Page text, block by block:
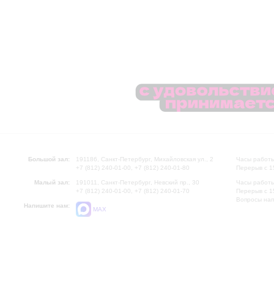
Большой зал:
191186, Санкт-Петербург, Михайловская ул., 2
+7 (812) 240-01-00, +7 (812) 240-01-80
Малый зал:
191011, Санкт-Петербург, Невский пр., 30
+7 (812) 240-01-00, +7 (812) 240-01-70
Напишите нам:
MAX
Часы
Перерыв с
Часы
Перерыв с
Вопросы